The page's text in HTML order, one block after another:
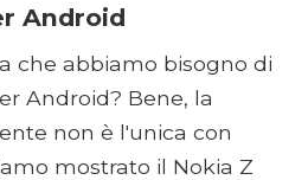
Android
che abbiamo bisogno di
Android? Bene, la
non è l'unica con
mostrato il Nokia Z